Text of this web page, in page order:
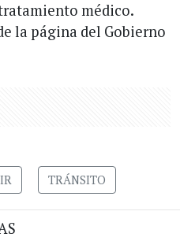
médico.
la página del Gobierno
TRÁNSITO